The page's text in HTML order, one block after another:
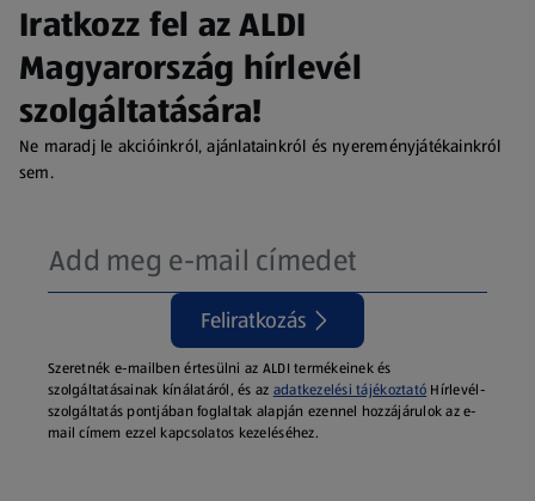
Iratkozz fel az ALDI
Magyarország hírlevél
szolgáltatására!
Ne maradj le akcióinkról, ajánlatainkról és nyereményjátékainkról
sem.
Feliratkozás
Szeretnék e-mailben értesülni az ALDI termékeinek és
szolgáltatásainak kínálatáról, és az adatkezelési tájékoztató Hírlevél-
szolgáltatás pontjában foglaltak alapján ezennel hozzájárulok az e-
mail címem ezzel kapcsolatos kezeléséhez.